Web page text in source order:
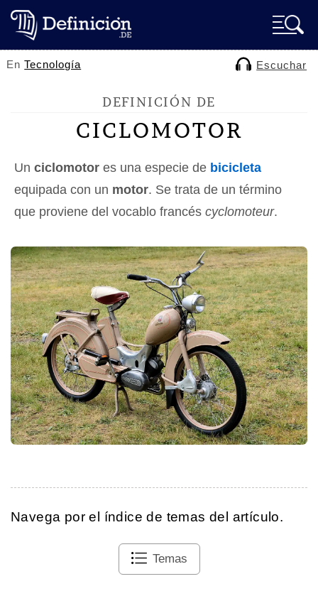
EnTecnología Escuchar
DEFINICIÓN DE
CICLOMOTOR
Un ciclomotor es una especie de bicicleta
equipada con un motor. Se trata de un término
que proviene del vocablo francés cyclomoteur.
Navega por el índice de temas del artículo.
Temas